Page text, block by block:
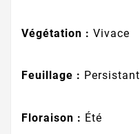
Végétation : Vivace
Feuillage : Persistant
Floraison : Été